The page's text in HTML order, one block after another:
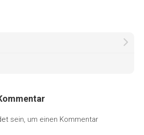
sein, um einen Kommentar